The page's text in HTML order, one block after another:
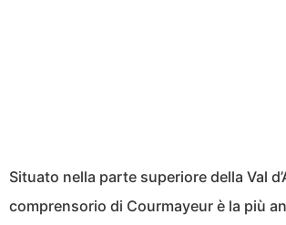
Situato nella parte superiore della Val
comprensorio di Courmayeur è la più